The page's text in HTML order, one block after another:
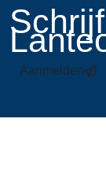
Aanmelden